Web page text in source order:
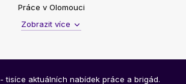
Práce v Olomouci
Zobrazit více
- tisíce aktuálních nabídek práce a brigád.